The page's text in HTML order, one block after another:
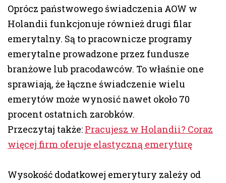
Oprócz państwowego świadczenia AOW w
Holandii funkcjonuje również drugi filar
emerytalny. Są to pracownicze programy
emerytalne prowadzone przez fundusze
branżowe lub pracodawców. To właśnie one
sprawiają, że łączne świadczenie wielu
emerytów może wynosić nawet około 70
procent ostatnich zarobków.
Przeczytaj także: Pracujesz w Holandii? Coraz
więcej firm oferuje elastyczną emeryturę
Wysokość dodatkowej emerytury zależy od